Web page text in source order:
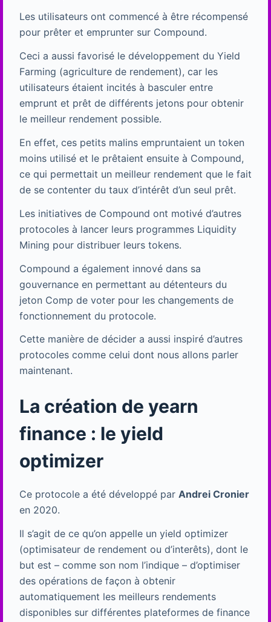
Les utilisateurs ont commencé à être récompensé
pour prêter et emprunter sur Compound.
Ceci a aussi favorisé le développement du Yield
Farming (agriculture de rendement), car les
utilisateurs étaient incités à basculer entre
emprunt et prêt de différents jetons pour obtenir
le meilleur rendement possible.
En effet, ces petits malins empruntaient un token
moins utilisé et le prêtaient ensuite à Compound,
ce qui permettait un meilleur rendement que le fait
de se contenter du taux d’intérêt d’un seul prêt.
Les initiatives de Compound ont motivé d’autres
protocoles à lancer leurs programmes Liquidity
Mining pour distribuer leurs tokens.
Compound a également innové dans sa
gouvernance en permettant au détenteurs du
jeton Comp de voter pour les changements de
fonctionnement du protocole.
Cette manière de décider a aussi inspiré d’autres
protocoles comme celui dont nous allons parler
maintenant.
La création de yearn
finance : le yield
optimizer
Ce protocole a été développé par Andrei Cronier
en 2020.
Il s’agit de ce qu’on appelle un yield optimizer
(optimisateur de rendement ou d’interêts), dont le
but est – comme son nom l’indique – d’optimiser
des opérations de façon à obtenir
automatiquement les meilleurs rendements
disponibles sur différentes plateformes de finance